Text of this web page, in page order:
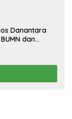
Danantara
dan